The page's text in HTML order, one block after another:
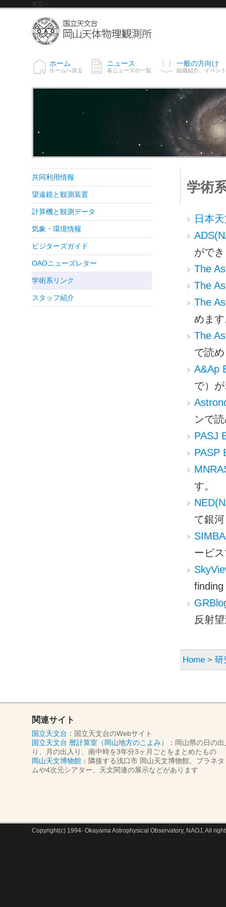
本文へ
ホーム
ホームへ戻る
ニュース
各ニュースの一覧
一般の方向け
組織紹介、イベン
学術
日本
がで
The
The
The
めま
The
で読
A&Ap
で）
ンで
PASJ
PASP
す。
て銀
ービ
反射
Home > 研
共同利用情報
望遠鏡と観測装置
計算機と観測データ
気象・環境情報
ビジターズガイド
OAOニューズレター
学術系リンク
スタッフ紹介
関連サイト
国立天文台 ：国立天文台のWebサイト
国立天文台 暦計算室（岡山地方のこよみ）
：岡山県の日の
り、月の出入り、南中時を3年分3ヶ月ごとをまとめたもの
岡山天文博物館 ：隣接する浅口市 岡山天文博物館。プラネタ
ムや4次元シアター、天文関連の展示などがあります
Copyright(c) 1994- Okayama Astrophysical Observatory, NAOJ, All